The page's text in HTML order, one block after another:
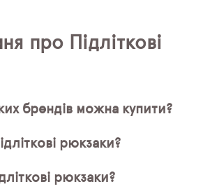
про Підліткові
брендів можна купити?
рюкзаки?
рюкзаки?